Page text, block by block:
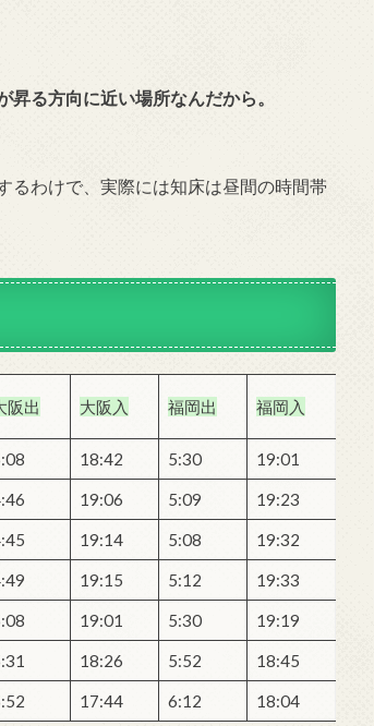
る方向に近い場所なんだから。
るわけで、実際には知床は昼間の時間帯
阪出 大阪入 福岡出 福岡入
18:42 5:30 19:01
19:06 5:09 19:23
19:14 5:08 19:32
19:15 5:12 19:33
19:01 5:30 19:19
18:26 5:52 18:45
17:44 6:12 18:04